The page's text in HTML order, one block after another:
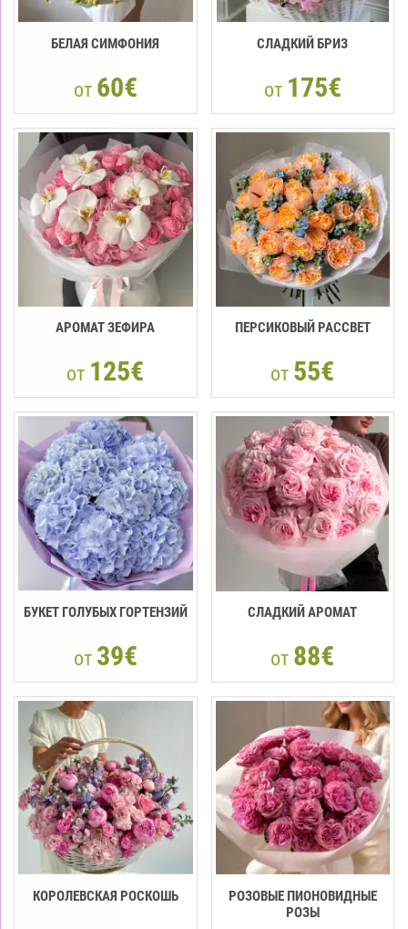
БЕЛАЯ СИМФОНИЯ
от 60€
СЛАДКИЙ БРИЗ
от 175€
АРОМАТ ЗЕФИРА
от 125€
ПЕРСИКОВЫЙ РАССВЕТ
от 55€
БУКЕТ ГОЛУБЫХ ГОРТЕНЗИЙ
от 39€
СЛАДКИЙ АРОМАТ
от 88€
КОРОЛЕВСКАЯ РОСКОШЬ
РОЗОВЫЕ ПИОНОВИДНЫЕ
РОЗЫ